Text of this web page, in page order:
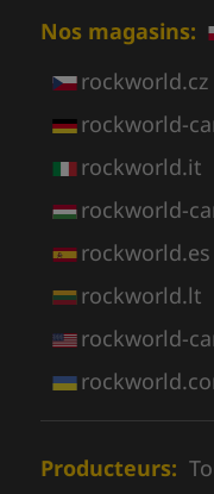
Nos magasins:
rockworld.cz
rockworld-
rockworld.it
rockworld-
rockworld.es
rockworld.lt
rockworld-
Producteurs: